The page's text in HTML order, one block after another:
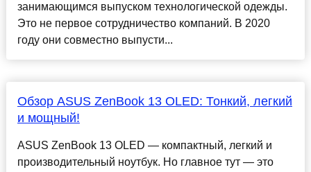
занимающимся выпуском технологической одежды.
Это не первое сотрудничество компаний. В 2020
году они совместно выпусти...
Обзор ASUS ZenBook 13 OLED: Тонкий, легкий
и мощный!
ASUS ZenBook 13 OLED — компактный, легкий и
производительный ноутбук. Но главное тут — это